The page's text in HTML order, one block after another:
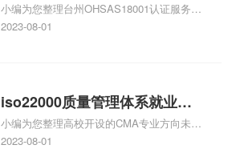
台州iso45001认证服务怎么收
费
小编为您整理台州OHSAS18001认证服务中
心哪家收费便宜、台州ISO9000认证，哪个
标准是什么相关iso体系认证知识，详情可
查看下方正文！
2023-08-01
iso22000质量管理体系就业方
向，质量管理与认证就业方向
小编为您整理高校开设的CMA专业方向未来
就业前景及就业方向如何、cma就业方向有
2023-08-01